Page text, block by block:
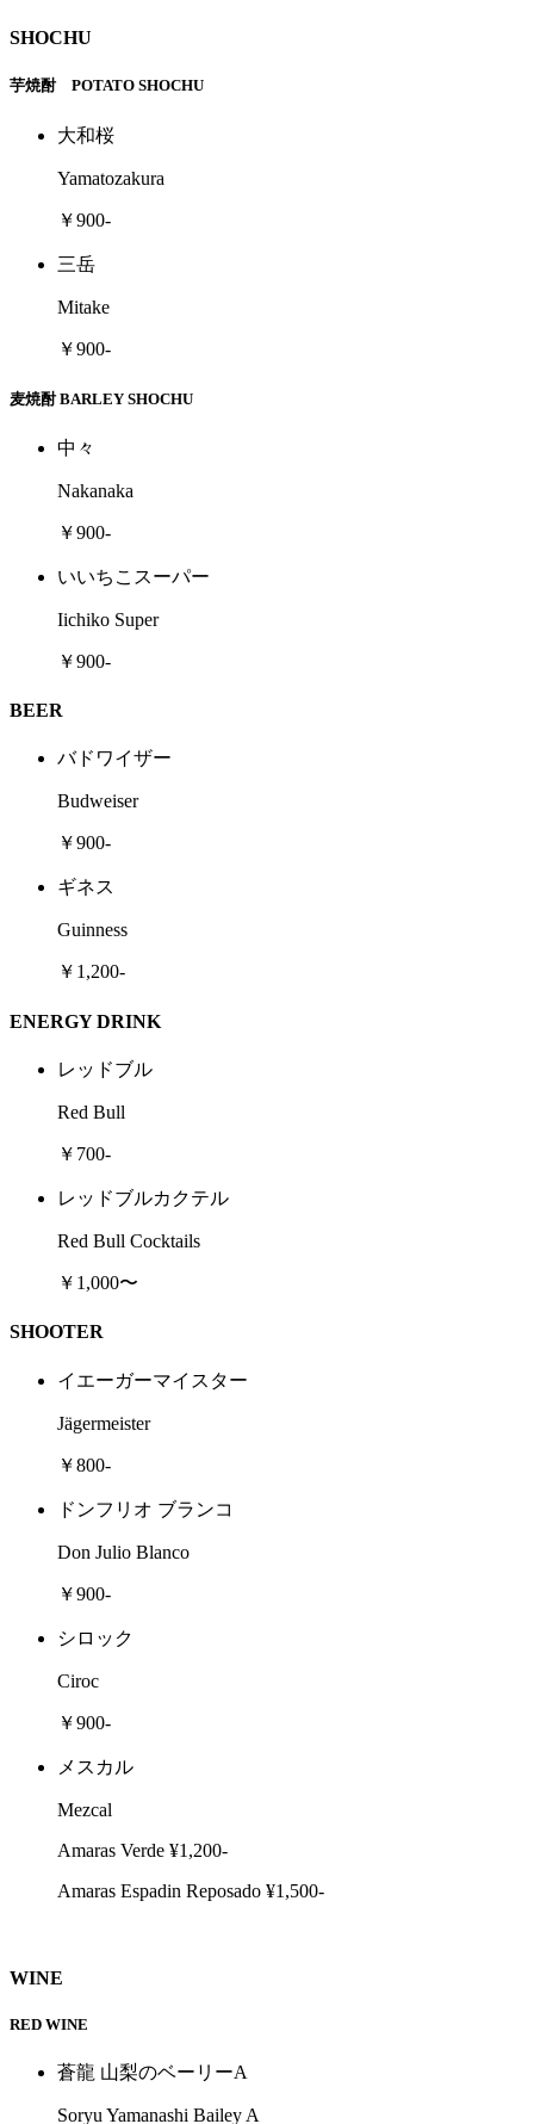
SHOCHU
芋焼酎 POTATO SHOCHU
大和桜
Yamatozakura
￥900-
三岳
Mitake
￥900-
麦焼酎 BARLEY SHOCHU
中々
Nakanaka
￥900-
いいちこスーパー
Iichiko Super
￥900-
BEER
バドワイザー
Budweiser
￥900-
ギネス
Guinness
￥1,200-
ENERGY DRINK
レッドブル
Red Bull
￥700-
レッドブルカクテル
Red Bull Cocktails
￥1,000〜
SHOOTER
イエーガーマイスター
Jägermeister
￥800-
ドンフリオ ブランコ
Don Julio Blanco
￥900-
シロック
Ciroc
￥900-
メスカル
Mezcal
Amaras Verde ¥1,200-
Amaras Espadin Reposado ¥1,500-
WINE
RED WINE
蒼龍 山梨のベーリーA
Soryu Yamanashi Bailey A